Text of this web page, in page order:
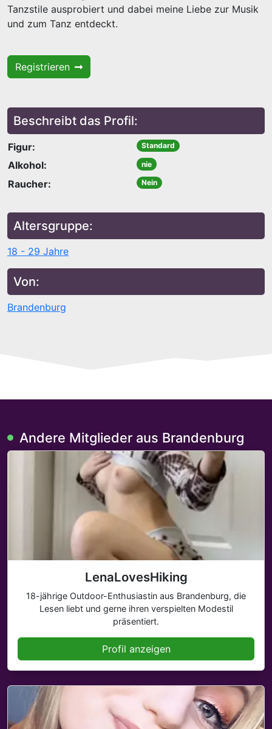
Tanzstile ausprobiert und dabei meine Liebe zur Musik
und zum Tanz entdeckt.
Registrieren
Beschreibt das Profil:
Figur: Standard
Alkohol: nie
Raucher: Nein
Altersgruppe:
18 - 29 Jahre
Von:
Brandenburg
Andere Mitglieder aus Brandenburg
LenaLovesHiking
18-jährige Outdoor-Enthusiastin aus Brandenburg, die
Lesen liebt und gerne ihren verspielten Modestil
präsentiert.
Profil anzeigen